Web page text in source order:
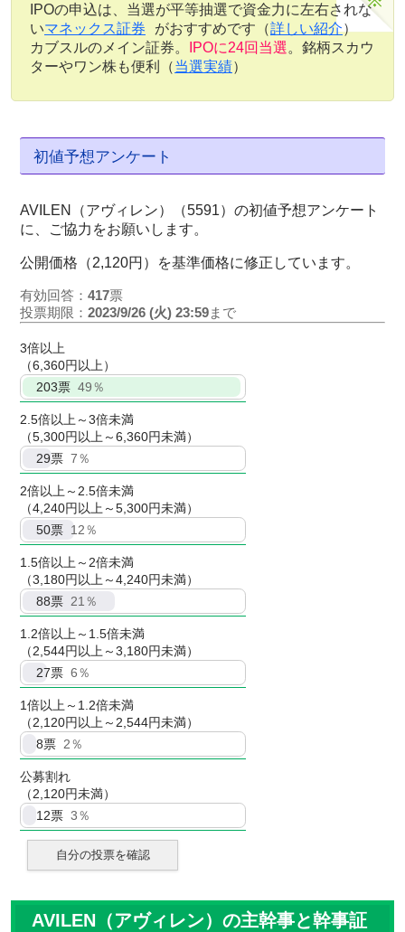
IPOの申込は、当選が平等抽選で資金力に左右されな
いマネックス証券 がおすすめです（詳しい紹介）
カブスルのメイン証券。
IPOに24回当選。銘柄スカウ
ターやワン株も便利（当選実績）
初値予想アンケート
AVILEN（アヴィレン）（5591）の初値予想アンケート
に、ご協力をお願いします。
公開価格（2,120円）を基準価格に修正しています。
有効回答： 417票
投票期限： 2023/9/26 (火) 23:59まで
3倍以上
（6,360円以上）
203票 49％
2.5倍以上～3倍未満
（5,300円以上～6,360円未満）
29票 7％
2倍以上～2.5倍未満
（4,240円以上～5,300円未満）
50票 12％
1.5倍以上～2倍未満
（3,180円以上～4,240円未満）
88票 21％
1.2倍以上～1.5倍未満
（2,544円以上～3,180円未満）
27票 6％
1倍以上～1.2倍未満
（2,120円以上～2,544円未満）
8票 2％
公募割れ
（2,120円未満）
12票 3％
自分の投票を確認
AVILEN（アヴィレン）の主幹事と幹事証